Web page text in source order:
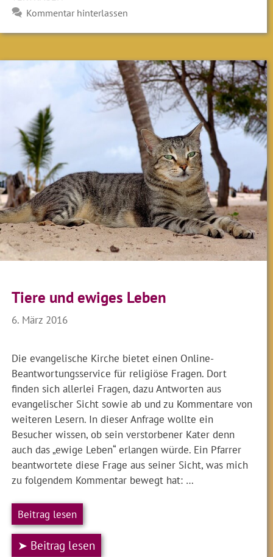
Kommentar hinterlassen
Tiere und ewiges Leben
6. März 2016
Die evangelische Kirche bietet einen Online-
Beantwortungsservice für religiöse Fragen. Dort
finden sich allerlei Fragen, dazu Antworten aus
evangelischer Sicht sowie ab und zu Kommentare von
weiteren Lesern. In dieser Anfrage wollte ein
Besucher wissen, ob sein verstorbener Kater denn
auch das „ewige Leben“ erlangen würde. Ein Pfarrer
beantwortete diese Frage aus seiner Sicht, was mich
zu folgendem Kommentar bewegt hat: …
Beitrag lesen
➤ Beitrag lesen